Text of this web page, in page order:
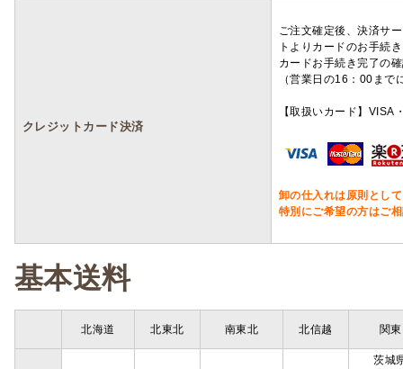
クレジットカード決済
ご注文確定後、決済サ
トよりカードのお手続
カードお手続き完了の
（営業日の16：00ま
【取扱いカード】
卸の仕入れは原則とし
特別にご希望の方はご
基本送料
北海道 北東北 南東北 北信越 関東
茨城